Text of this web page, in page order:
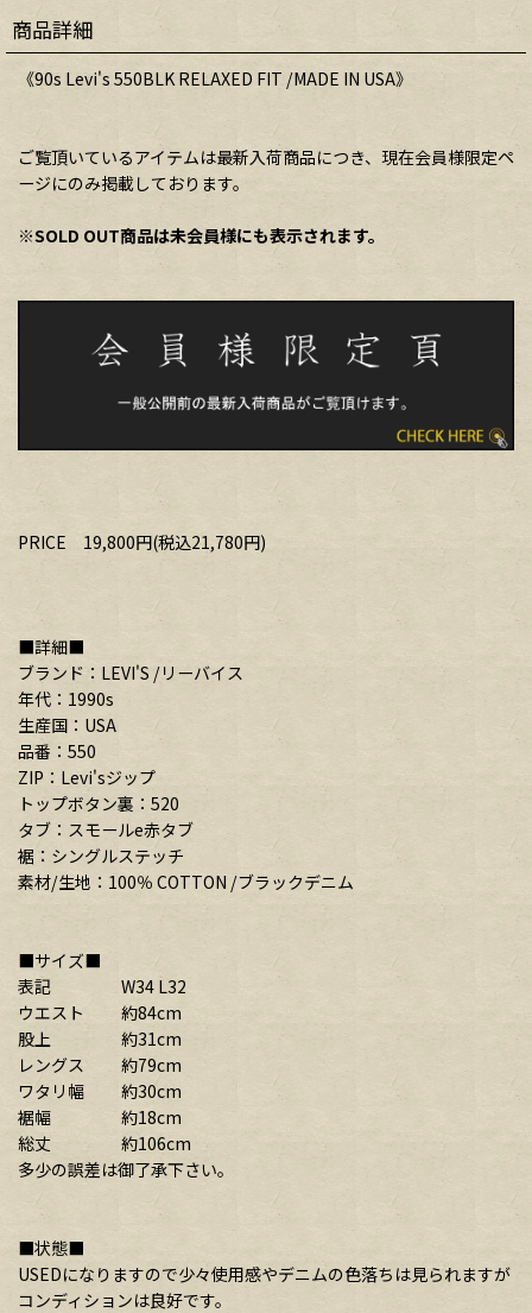
商品詳細
《90s Levi's 550BLK RELAXED FIT /MADE IN USA》
ご覧頂いているアイテムは最新入荷商品につき、現在会員様限定ペ
ージにのみ掲載しております。
※SOLD OUT商品は未会員様にも表示されます。
PRICE 19,800円(税込21,780円)
■詳細■
ブランド：LEVI'S /リーバイス
年代：1990s
生産国：USA
品番：550
ZIP：Levi'sジップ
トップボタン裏：520
タブ：スモールe赤タブ
裾：シングルステッチ
素材/生地：100％ COTTON /ブラックデニム
■サイズ■
表記 W34 L32
ウエスト 約84cm
股上 約31cm
レングス 約79cm
ワタリ幅 約30cm
裾幅 約18cm
総丈 約106cm
多少の誤差は御了承下さい。
■状態■
USEDになりますので少々使用感やデニムの色落ちは見られますが
コンディションは良好です。